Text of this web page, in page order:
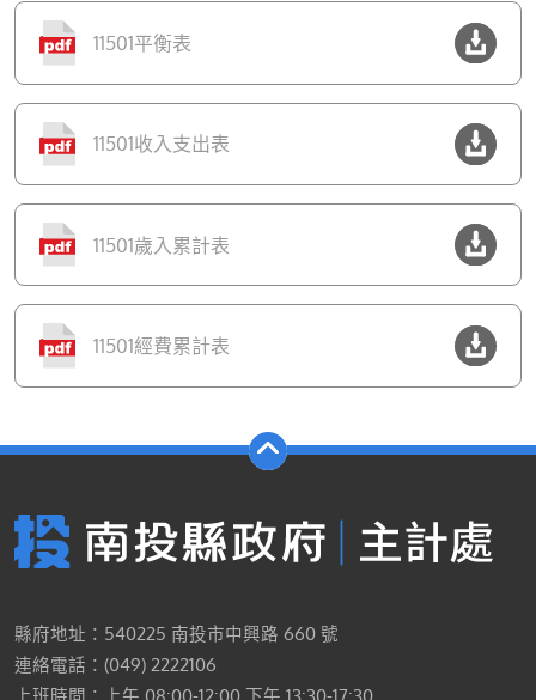
11501平衡表
11501收入支出表
11501歲入累計表
11501經費累計表
縣府地址：540225 南投市中興路 660 號
連絡電話：(049) 2222106